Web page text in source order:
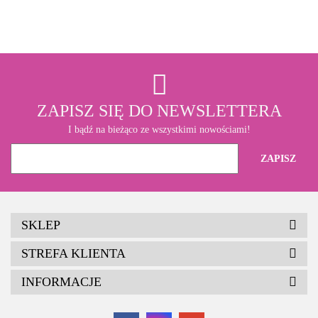
ZAPISZ SIĘ DO NEWSLETTERA
I bądź na bieżąco ze wszystkimi nowościami!
SKLEP
STREFA KLIENTA
INFORMACJE